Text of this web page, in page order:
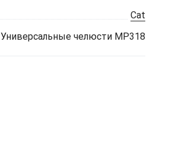
Cat
Универсальные челюсти MP318